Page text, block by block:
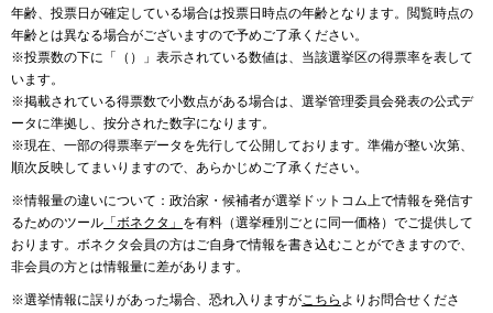
年齢、投票日が確定している場合は投票日時点の年齢となります。閲覧時点の
年齢とは異なる場合がございますので予めご了承ください。
※投票数の下に「（）」表示されている数値は、当該選挙区の得票率を表して
います。
※掲載されている得票数で小数点がある場合は、選挙管理委員会発表の公式デ
ータに準拠し、按分された数字になります。
※現在、一部の得票率データを先行して公開しております。準備が整い次第、
順次反映してまいりますので、あらかじめご了承ください。
※情報量の違いについて：政治家・候補者が選挙ドットコム上で情報を発信す
るためのツール 「ボネクタ」 を有料（選挙種別ごとに同一価格）でご提供して
おります。ボネクタ会員の方はご自身で情報を書き込むことができますので、
非会員の方とは情報量に差があります。
※選挙情報に誤りがあった場合、恐れ入りますがこちら よりお問合せくださ